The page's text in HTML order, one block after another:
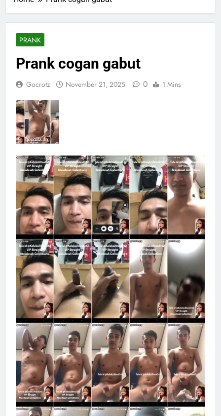
PRANK
Prank cogan gabut
Gocrotz November 21, 2025 0 1 Mins